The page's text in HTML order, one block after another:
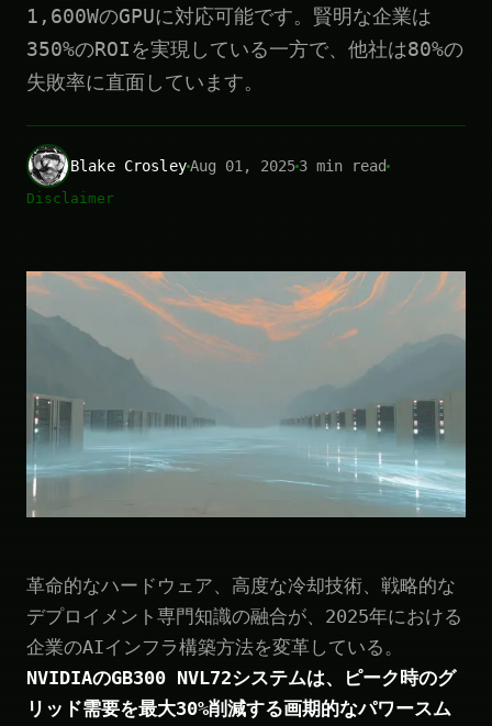
1,600WのGPUに対応可能です。賢明な企業は
350%のROIを実現している一方で、他社は80%の
失敗率に直面しています。
Blake CrosleyAug 01, 20253 min read
Disclaimer
革命的なハードウェア、高度な冷却技術、戦略的な
デプロイメント専門知識の融合が、2025年における
企業のAIインフラ構築方法を変革している。
NVIDIAのGB300 NVL72システムは、ピーク時のグ
リッド需要を最大30%削減する画期的なパワースム